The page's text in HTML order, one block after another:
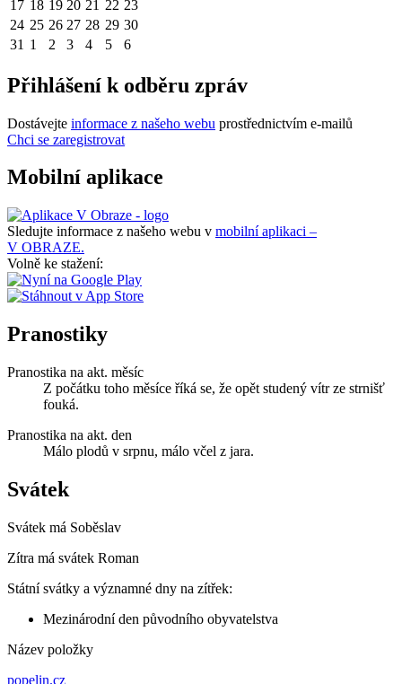
17 18 19 20 21 22 23
24 25 26 27 28 29 30
31 1 2 3 4 5 6
Přihlášení k odběru zpráv
Dostávejte informace z našeho webu prostřednictvím e-mailů
Chci se zaregistrovat
Mobilní aplikace
Sledujte informace z našeho webu v mobilní aplikaci –
V OBRAZE.
Volně ke stažení:
Pranostiky
Pranostika na akt. měsíc
Z počátku toho měsíce říká se, že opět studený vítr ze strnišť
fouká.
Pranostika na akt. den
Málo plodů v srpnu, málo včel z jara.
Svátek
Svátek má Soběslav
Zítra má svátek Roman
Státní svátky a významné dny na zítřek:
Mezinárodní den původního obyvatelstva
Název položky
popelin.cz